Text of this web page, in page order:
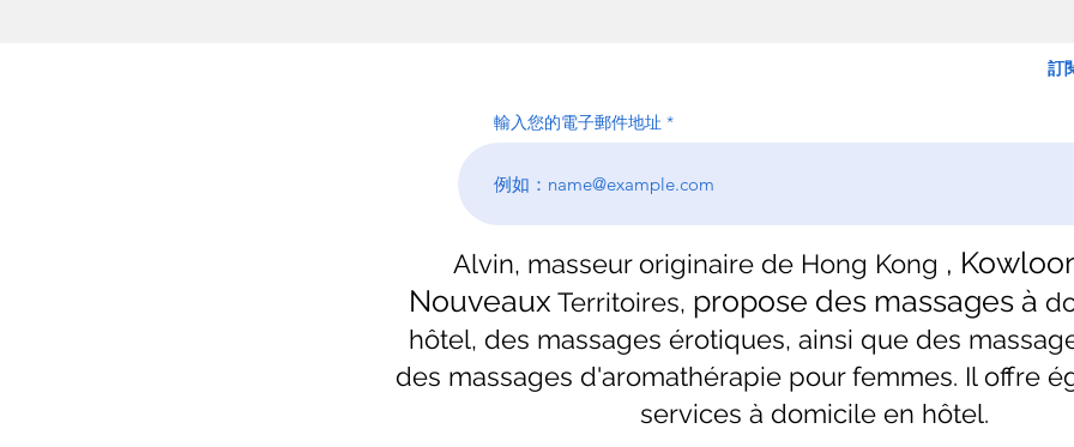
訂
輸入您的電子郵件地址
Alvin, masseur originaire de Hong Kong ,
Nouveaux Territoires, propose des massages à
hôtel, des massages érotiques, ainsi que des
des massages d'aromathérapie pour femmes. Il offre
services à domicile en hôtel.